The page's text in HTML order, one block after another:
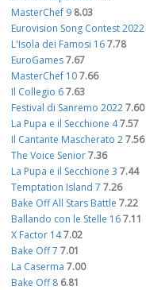
MasterChef 9 8.03
Eurovision Song Contest 2022
L'Isola dei Famosi 167.78
EuroGames7.67
MasterChef 107.66
Il Collegio 67.63
Festival di Sanremo 20227.60
La Pupa e il Secchione 47.57
Il Cantante Mascherato 27.56
The Voice Senior7.36
La Pupa e il Secchione 3 7.44
Temptation Island 7 7.26
Bake Off All Stars Battle 7.22
Ballando con le Stelle 167.11
X Factor 147.02
Bake Off 7 7.01
La Caserma 7.00
Bake Off 8 6.81